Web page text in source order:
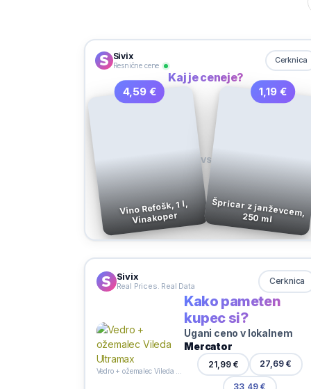
Sivix
Resnične cene
Cerknica
Kaj je ceneje?
4,59 €
Vino Refošk, 1 l,
Vinakoper
VS
1,19 €
Špricar z janževcem,
250 ml
Sivix
Real Prices. Real Data Cerknica
Kako pameten
kupec si?
Ugani ceno v lokalnem
Mercator
21,99 € 27,69 €
33,49 €